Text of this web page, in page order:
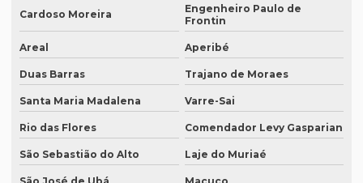
Empresa de tradução campinas
Empresa de tradução de documentos
Empresa tradução espanhol
Empresa de tradução especializada
Empresa de tradução especializada em brasília
Empresa de tradução especializada em recife
Cardoso Moreira
Engenheiro Paulo de
Frontin
Areal Aperibé
Duas Barras Trajano de Moraes
Santa Maria Madalena Varre-Sai
Rio das Flores Comendador Levy Gasparian
São Sebastião do Alto Laje do Muriaé